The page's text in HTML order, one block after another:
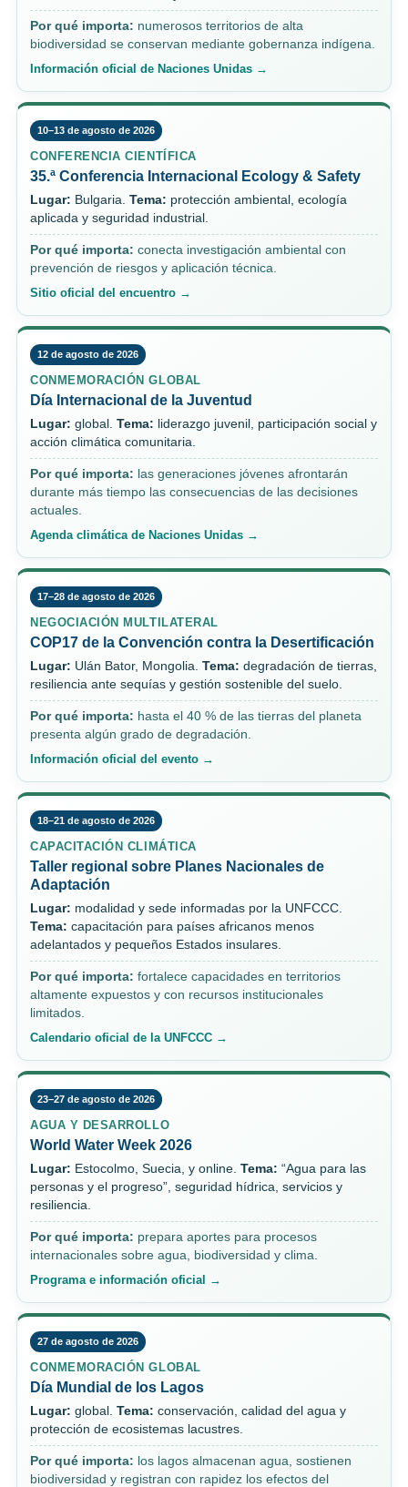
Por qué importa: numerosos territorios de alta
biodiversidad se conservan mediante gobernanza indígena.
Información oficial de Naciones Unidas →
10–13 de agosto de 2026
CONFERENCIA CIENTÍFICA
35.ª Conferencia Internacional Ecology & Safety
Lugar: Bulgaria. Tema: protección ambiental, ecología
aplicada y seguridad industrial.
Por qué importa: conecta investigación ambiental con
prevención de riesgos y aplicación técnica.
Sitio oficial del encuentro →
12 de agosto de 2026
CONMEMORACIÓN GLOBAL
Día Internacional de la Juventud
Lugar: global. Tema: liderazgo juvenil, participación social y
acción climática comunitaria.
Por qué importa: las generaciones jóvenes afrontarán
durante más tiempo las consecuencias de las decisiones
actuales.
Agenda climática de Naciones Unidas →
17–28 de agosto de 2026
NEGOCIACIÓN MULTILATERAL
COP17 de la Convención contra la Desertificación
Lugar: Ulán Bator, Mongolia. Tema: degradación de tierras,
resiliencia ante sequías y gestión sostenible del suelo.
Por qué importa: hasta el 40 % de las tierras del planeta
presenta algún grado de degradación.
Información oficial del evento →
18–21 de agosto de 2026
CAPACITACIÓN CLIMÁTICA
Taller regional sobre Planes Nacionales de
Adaptación
Lugar: modalidad y sede informadas por la UNFCCC.
Tema: capacitación para países africanos menos
adelantados y pequeños Estados insulares.
Por qué importa: fortalece capacidades en territorios
altamente expuestos y con recursos institucionales
limitados.
Calendario oficial de la UNFCCC →
23–27 de agosto de 2026
AGUA Y DESARROLLO
World Water Week 2026
Lugar: Estocolmo, Suecia, y online. Tema: “Agua para las
personas y el progreso”, seguridad hídrica, servicios y
resiliencia.
Por qué importa: prepara aportes para procesos
internacionales sobre agua, biodiversidad y clima.
Programa e información oficial →
27 de agosto de 2026
CONMEMORACIÓN GLOBAL
Día Mundial de los Lagos
Lugar: global. Tema: conservación, calidad del agua y
protección de ecosistemas lacustres.
Por qué importa: los lagos almacenan agua, sostienen
biodiversidad y registran con rapidez los efectos del